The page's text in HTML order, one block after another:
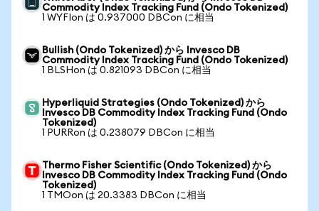
Commodity Index Tracking Fund (Ondo Tokenized)
1 WYFIon は 0.937000 DBCon に相当
Bullish (Ondo Tokenized) から Invesco DB
Commodity Index Tracking Fund (Ondo Tokenized)
1 BLSHon は 0.821093 DBCon に相当
Hyperliquid Strategies (Ondo Tokenized) から
Invesco DB Commodity Index Tracking Fund (Ondo
Tokenized)
1 PURRon は 0.238079 DBCon に相当
Thermo Fisher Scientific (Ondo Tokenized) から
Invesco DB Commodity Index Tracking Fund (Ondo
Tokenized)
1 TMOon は 20.3383 DBCon に相当